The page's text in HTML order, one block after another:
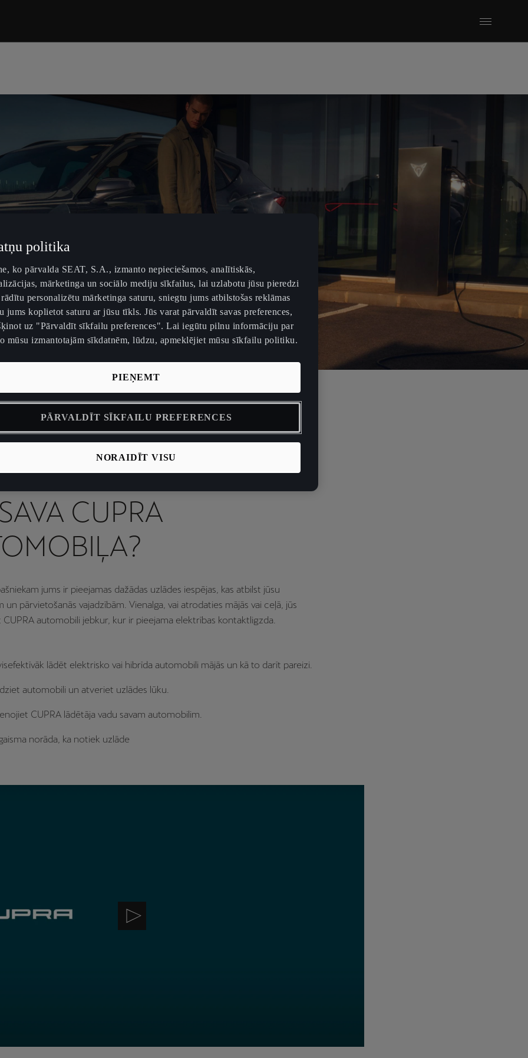
kopšana|Kā veikt uzlādi|Daudzfunkciju stūre|Apkopes padomi
IEGŪT VAIRĀK
CUPRA
jums ir pieejamas dažādas uzlādes iespējas, kas atbilst jūsu
un pārvietošanās vajadzībām. Vienalga, vai atrodaties mājās vai ceļā, jūs
CUPRA automobili jebkur, kur ir pieejama elektrības kontaktligzda.
lādēt elektrisko vai hibrīda automobili mājās un kā to darīt pareizi.
automobili un atveriet uzlādes lūku.
CUPRA lādētāja vadu savam automobilim.
norāda, ka notiek uzlāde
politika
ko pārvalda SEAT, S.A., izmanto nepieciešamos, analītiskās,
mārketinga un sociālo mediju sīkfailus, lai uzlabotu jūsu pieredzi
personalizētu mārketinga saturu, sniegtu jums atbilstošas reklāmas
jums koplietot saturu ar jūsu tīkls. Jūs varat pārvaldīt savas preferences,
uz "Pārvaldīt sīkfailu preferences". Lai iegūtu pilnu informāciju par
mūsu izmantotajām sīkdatnēm, lūdzu, apmeklējiet mūsu sīkfailu politiku.
NORAIDĪT VISU
PIEŅEMT
PĀRVALDĪT SĪKFAILU PREFERENCES